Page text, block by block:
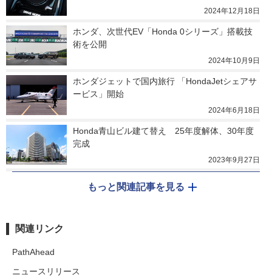
2024年12月18日
ホンダ、次世代EV「Honda 0シリーズ」搭載技
術を公開
2024年10月9日
ホンダジェットで国内旅行 「HondaJetシェアサ
ービス」開始
2024年6月18日
Honda青山ビル建て替え　25年度解体、30年度
完成
2023年9月27日
もっと関連記事を見る
関連リンク
PathAhead
ニュースリリース